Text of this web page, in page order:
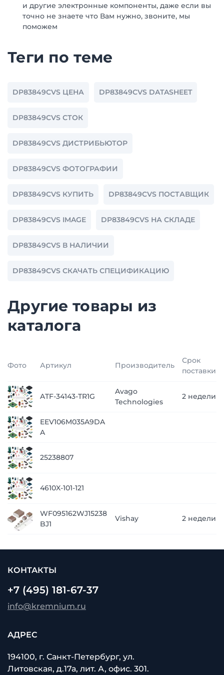
и другие электронные компоненты, даже если вы
точно не знаете что Вам нужно, звоните, мы
поможем
Теги по теме
DP83849CVS ЦЕНА DP83849CVS DATASHEET
DP83849CVS СТОК
DP83849CVS ДИСТРИБЬЮТОР
DP83849CVS ФОТОГРАФИИ
DP83849CVS КУПИТЬ DP83849CVS ПОСТАВЩИК
DP83849CVS IMAGE DP83849CVS НА СКЛАДЕ
DP83849CVS В НАЛИЧИИ
DP83849CVS СКАЧАТЬ СПЕЦИФИКАЦИЮ
Другие товары из
каталога
Фото Артикул Производитель
Срок
поставки
ATF-34143-TR1G
Avago
Technologies
2 недели
EEV106M035A9DA
A
25238807
4610X-101-121
WF095162WJ15238
BJ1
Vishay 2 недели
КОНТАКТЫ
+7 (495) 181-67-37
info@kremnium.ru
АДРЕС
194100, г. Санкт-Петербург, ул.
Литовская, д.17а, лит. А, офис. 301.